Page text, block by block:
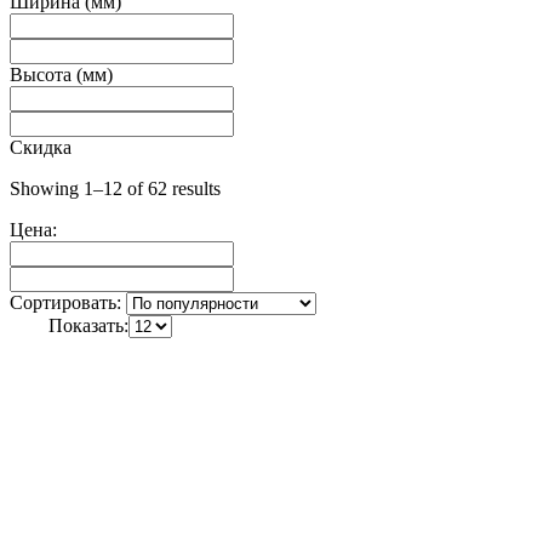
Высота (мм)
Скидка
Showing 1–12 of 62 results
Цена:
Сортировать:
Показать: